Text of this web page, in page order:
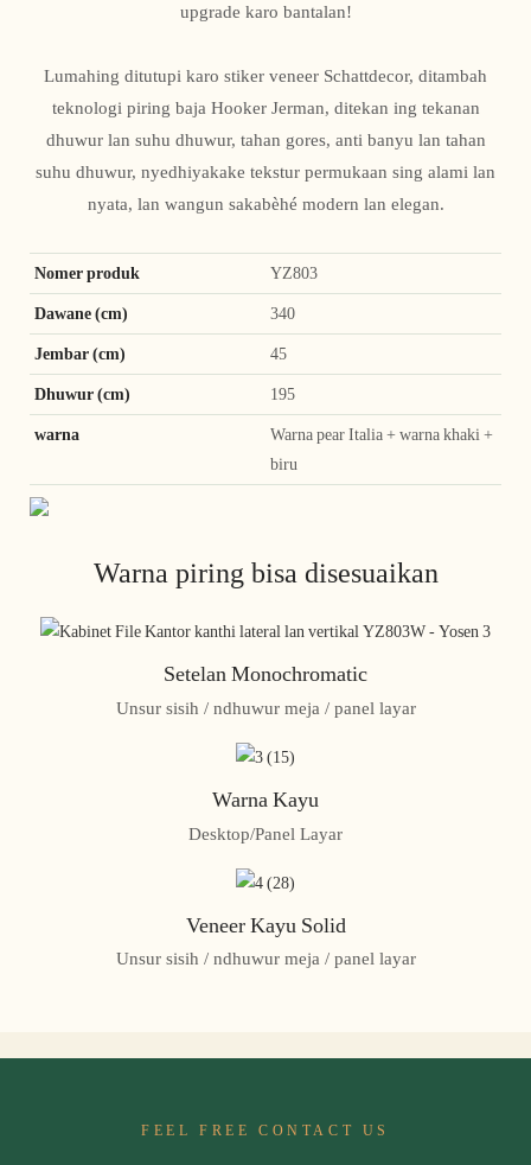
upgrade karo bantalan!
Lumahing ditutupi karo stiker veneer Schattdecor, ditambah
teknologi piring baja Hooker Jerman, ditekan ing tekanan
dhuwur lan suhu dhuwur, tahan gores, anti banyu lan tahan
suhu dhuwur, nyedhiyakake tekstur permukaan sing alami lan
nyata, lan wangun sakabèhé modern lan elegan.
Nomer produk YZ803
Dawane (cm) 340
Jembar (cm) 45
Dhuwur (cm) 195
warna
Warna pear Italia + warna khaki +
biru
Warna piring bisa disesuaikan
Setelan Monochromatic
Unsur sisih / ndhuwur meja / panel layar
Warna Kayu
Desktop/Panel Layar
Veneer Kayu Solid
Unsur sisih / ndhuwur meja / panel layar
FEEL FREE CONTACT US